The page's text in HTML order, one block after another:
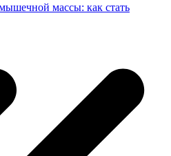
массы: как стать